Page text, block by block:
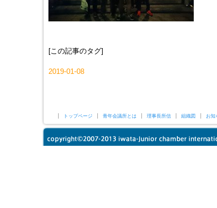
[この記事のタグ]
2019-01-08
トップページ 青年会議所とは 理事長所信 組織図 お知